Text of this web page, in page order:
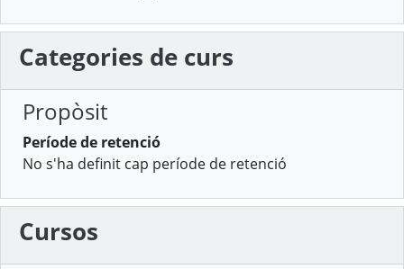
Categories de curs
Propòsit
Període de retenció
No s'ha definit cap període de retenció
Cursos